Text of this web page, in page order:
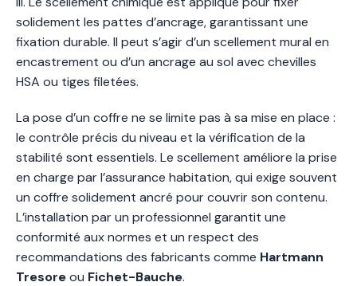
solidement les pattes d’ancrage, garantissant une
fixation durable. Il peut s’agir d’un scellement mural en
encastrement ou d’un ancrage au sol avec chevilles
HSA ou tiges filetées.
La pose d’un coffre ne se limite pas à sa mise en place :
le contrôle précis du niveau et la vérification de la
stabilité sont essentiels. Le scellement améliore la prise
en charge par l’assurance habitation, qui exige souvent
un coffre solidement ancré pour couvrir son contenu.
L’installation par un professionnel garantit une
conformité aux normes et un respect des
recommandations des fabricants comme Hartmann
Tresoreou Fichet-Bauche.